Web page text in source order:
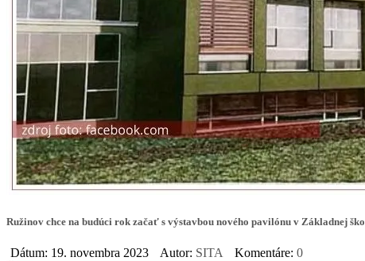
Ružinov chce na budúci rok začať s výstavbou nového pavilónu v Základnej
Dátum: 19. novembra 2023 Autor: SITA Komentáre: 0